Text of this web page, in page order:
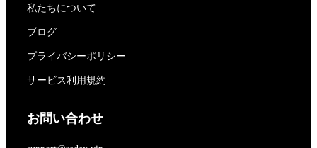
私たちについて
ブログ
プライバシーポリシー
サービス利用規約
お問い合わせ